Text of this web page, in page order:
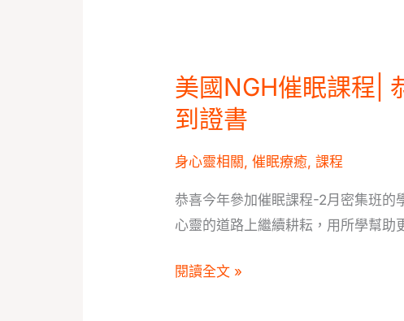
身
心
相
關
課
美國NGH催眠課程|
到證書
身心靈相關 ,催眠療癒,課程
恭喜今年參加催眠課程-2月密集班的
心靈的道路上繼續耕耘，用所學幫助
美
國
NGH
催
課
程|
閱讀全文 »